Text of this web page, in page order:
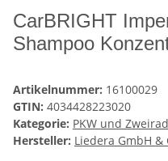
CarBRIGHT
Shampoo
Artikelnummer: 16100029
GTIN: 4034428223020
Kategorie: PKW und Zweirad
Hersteller: Liedera GmbH &